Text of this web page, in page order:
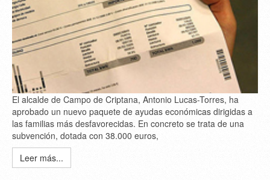
El alcalde de Campo de Criptana, Antonio Lucas-Torres, ha
aprobado un nuevo paquete de ayudas económicas dirigidas a
las familias más desfavorecidas. En concreto se trata de una
subvención, dotada con 38.000 euros,
Leer más...